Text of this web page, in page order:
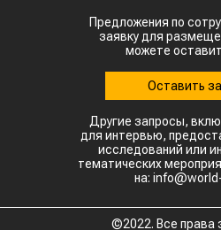
Предложения по
заявку для
можете
Оставить
Другие запросы,
для интервью,
исследований или
тематических
на:
©2022. Все